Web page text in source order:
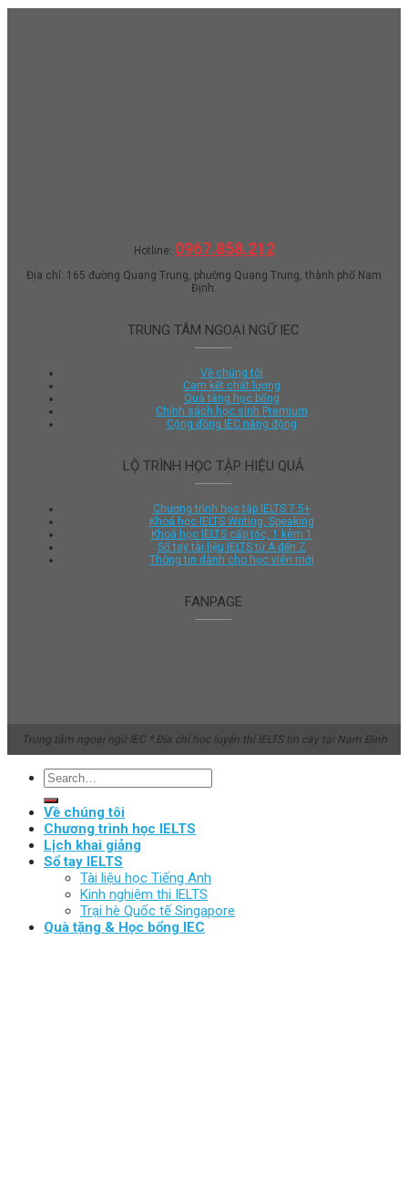
Hotline: 0967.858.212
Địa chỉ: 165 đường Quang Trung, phường Quang Trung, thành phố Nam
Định.
TRUNG TÂM NGOẠI NGỮ IEC
Về chúng tôi
Cam kết chất lượng
Quà tặng học bổng
Chính sách học sinh Premium
Cộng đồng IEC năng động
LỘ TRÌNH HỌC TẬP HIỆU QUẢ
Chương trình học tập IELTS 7.5+
Khoá học IELTS Writing, Speaking
Khoá học IELTS cấp tốc, 1 kèm 1
Sổ tay tài liệu IELTS từ A đến Z
Thông tin dành cho học viên mới
FANPAGE
Trung tâm ngoại ngữ IEC * Địa chỉ học luyện thi IELTS tin cậy tại Nam Định
Về chúng tôi
Chương trình học IELTS
Lịch khai giảng
Sổ tay IELTS
Tài liệu học Tiếng Anh
Kinh nghiệm thi IELTS
Trại hè Quốc tế Singapore
Quà tặng & Học bổng IEC